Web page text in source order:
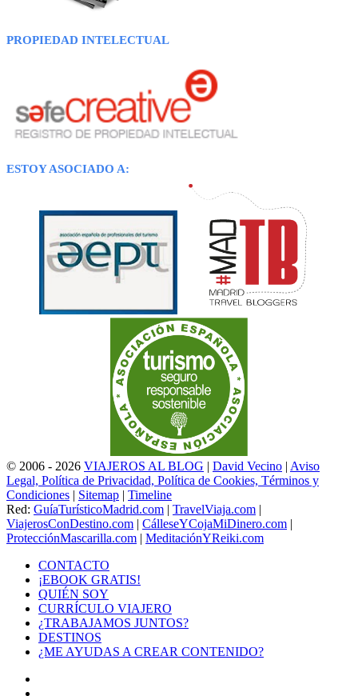
PROPIEDAD INTELECTUAL
ESTOY ASOCIADO A:
© 2006 - 2026 VIAJEROS AL BLOG | David Vecino | Aviso
Legal, Política de Privacidad, Política de Cookies, Términos y
Condiciones | Sitemap | Timeline
Red: GuíaTurísticoMadrid.com | TravelViaja.com |
ViajerosConDestino.com | CálleseYCojaMiDinero.com |
ProtecciónMascarilla.com | MeditaciónYReiki.com
CONTACTO
¡EBOOK GRATIS!
QUIÉN SOY
CURRÍCULO VIAJERO
¿TRABAJAMOS JUNTOS?
DESTINOS
¿ME AYUDAS A CREAR CONTENIDO?